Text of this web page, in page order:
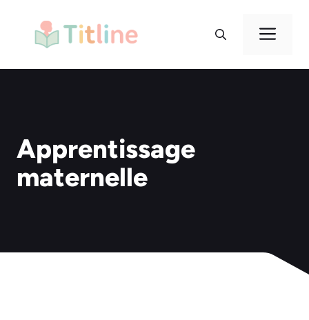
contenu
Apprentissage
maternelle